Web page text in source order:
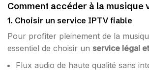
Comment accéder à la musique
1. Choisir un service IPTV fiable
Pour profiter pleinement de la
essentiel de choisir un service légal
Flux audio de haute qualité sans